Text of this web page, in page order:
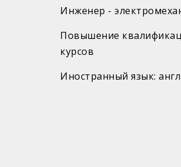
Инженер -
Повышение
курсов
Иностранный язык: